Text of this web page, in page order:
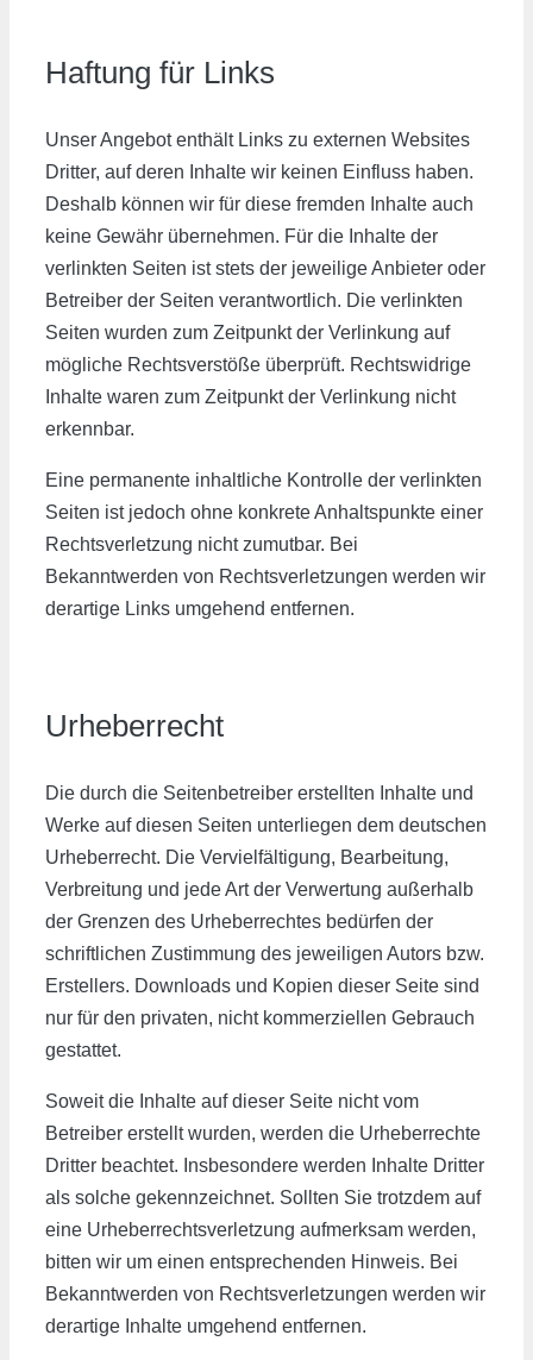
Haftung für Links
Unser Angebot enthält Links zu externen Websites
Dritter, auf deren Inhalte wir keinen Einfluss haben.
Deshalb können wir für diese fremden Inhalte auch
keine Gewähr übernehmen. Für die Inhalte der
verlinkten Seiten ist stets der jeweilige Anbieter oder
Betreiber der Seiten verantwortlich. Die verlinkten
Seiten wurden zum Zeitpunkt der Verlinkung auf
mögliche Rechtsverstöße überprüft. Rechtswidrige
Inhalte waren zum Zeitpunkt der Verlinkung nicht
erkennbar.
Eine permanente inhaltliche Kontrolle der verlinkten
Seiten ist jedoch ohne konkrete Anhaltspunkte einer
Rechtsverletzung nicht zumutbar. Bei
Bekanntwerden von Rechtsverletzungen werden wir
derartige Links umgehend entfernen.
Urheberrecht
Die durch die Seitenbetreiber erstellten Inhalte und
Werke auf diesen Seiten unterliegen dem deutschen
Urheberrecht. Die Vervielfältigung, Bearbeitung,
Verbreitung und jede Art der Verwertung außerhalb
der Grenzen des Urheberrechtes bedürfen der
schriftlichen Zustimmung des jeweiligen Autors bzw.
Erstellers. Downloads und Kopien dieser Seite sind
nur für den privaten, nicht kommerziellen Gebrauch
gestattet.
Soweit die Inhalte auf dieser Seite nicht vom
Betreiber erstellt wurden, werden die Urheberrechte
Dritter beachtet. Insbesondere werden Inhalte Dritter
als solche gekennzeichnet. Sollten Sie trotzdem auf
eine Urheberrechtsverletzung aufmerksam werden,
bitten wir um einen entsprechenden Hinweis. Bei
Bekanntwerden von Rechtsverletzungen werden wir
derartige Inhalte umgehend entfernen.